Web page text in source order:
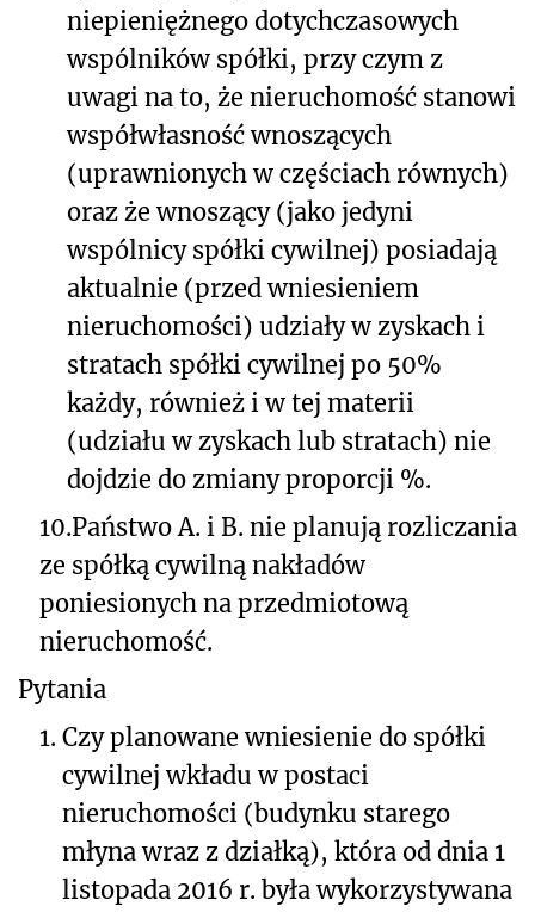
niepieniężnego dotychczasowych
wspólników spółki, przy czym z
uwagi na to, że nieruchomość stanowi
współwłasność wnoszących
(uprawnionych w częściach równych)
oraz że wnoszący (jako jedyni
wspólnicy spółki cywilnej) posiadają
aktualnie (przed wniesieniem
nieruchomości) udziały w zyskach i
stratach spółki cywilnej po 50%
każdy, również i w tej materii
(udziału w zyskach lub stratach) nie
dojdzie do zmiany proporcji %.
10.Państwo A. i B. nie planują rozliczania
ze spółką cywilną nakładów
poniesionych na przedmiotową
nieruchomość.
Pytania
1. Czy planowane wniesienie do spółki
cywilnej wkładu w postaci
nieruchomości (budynku starego
młyna wraz z działką), która od dnia 1
listopada 2016 r. była wykorzystywana